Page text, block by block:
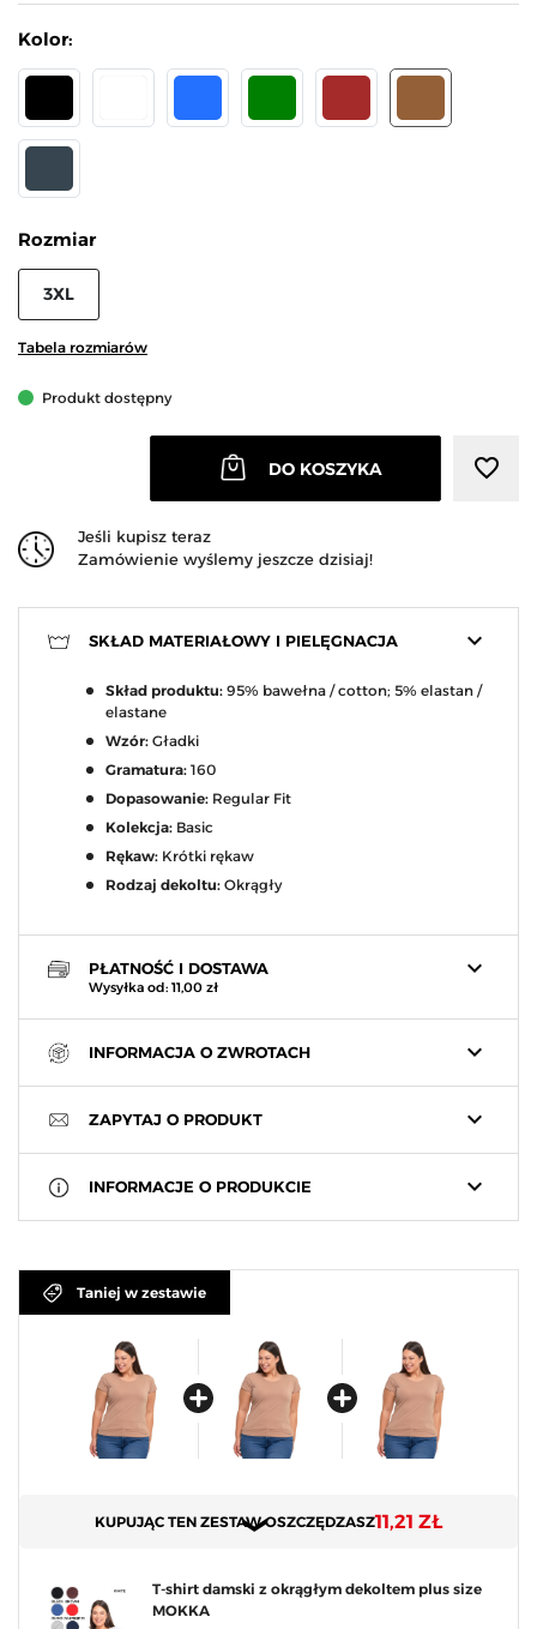
Kolor:
Rozmiar
3XL
Tabela rozmiarów
Produkt dostępny
DO KOSZYKA favorite_border
Jeśli kupisz teraz
Zamówienie wyślemy jeszcze dzisiaj!
keyboard_arrow_down
SKŁAD MATERIAŁOWY I PIELĘGNACJA
Skład produktu: 95% bawełna / cotton; 5% elastan /
elastane
Wzór: Gładki
Gramatura: 160
Dopasowanie: Regular Fit
Kolekcja: Basic
Rękaw: Krótki rękaw
Rodzaj dekoltu: Okrągły
keyboard_arrow_down
PŁATNOŚĆ I DOSTAWA
Wysyłka od: 11,00 zł
keyboard_arrow_down
INFORMACJA O ZWROTACH
keyboard_arrow_down
ZAPYTAJ O PRODUKT
keyboard_arrow_down
INFORMACJE O PRODUKCIE
Taniej w zestawie
KUPUJĄC TEN ZESTAW OSZCZĘDZASZ11,21 ZŁ
T-shirt damski z okrągłym dekoltem plus size
MOKKA